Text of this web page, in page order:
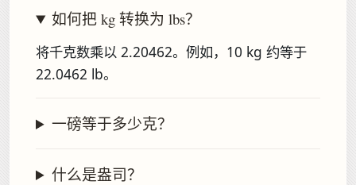
如何把 kg 转换为 lbs？
将千克数乘以 2.20462。例如，10 kg 约等于
22.0462 lb。
一磅等于多少克？
什么是盎司？